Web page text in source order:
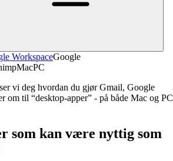
WorkspaceGoogle
MacPC
vi deg hvordan du gjør Gmail, Google
om til “desktop-apper” - på både Mac og PC
som kan være nyttig som